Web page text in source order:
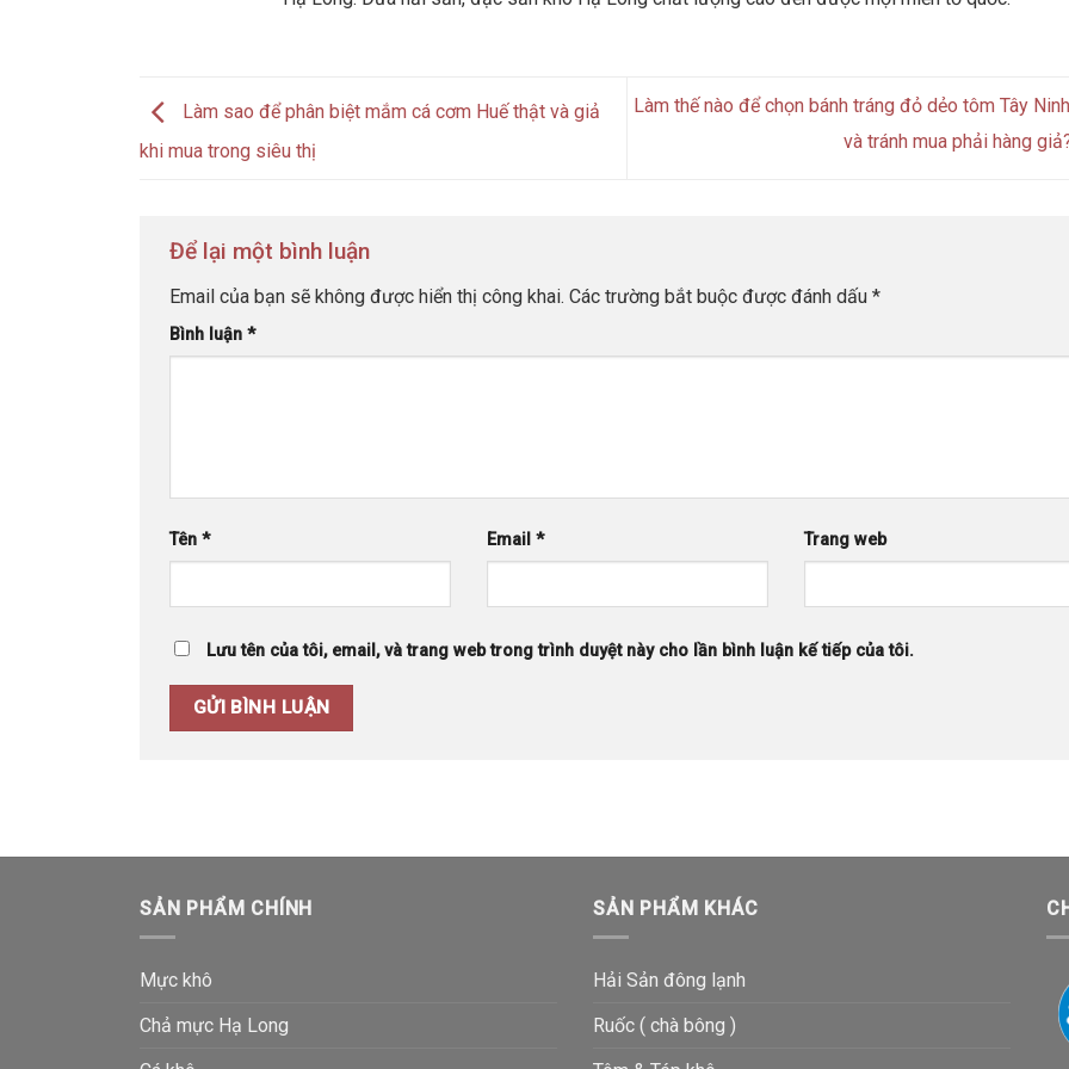
Làm sao để phân biệt mắm cá cơm Huế thật và giả
khi mua trong siêu thị
Làm thế nào để chọn bánh tráng đỏ dẻo tôm Tây
và tránh mua phải hàng
Để lại một bình luận
Email của bạn sẽ không được hiển thị công khai. Các trường bắt buộc được đánh dấu *
Bình luận *
Tên * Email * Trang web
Lưu tên của tôi, email, và trang web trong trình duyệt này cho lần bình luận kế tiếp của tôi.
SẢN PHẨM CHÍNH
Mực khô
Chả mực Hạ Long
SẢN PHẨM KHÁC
Hải Sản đông lạnh
Ruốc ( chà bông )